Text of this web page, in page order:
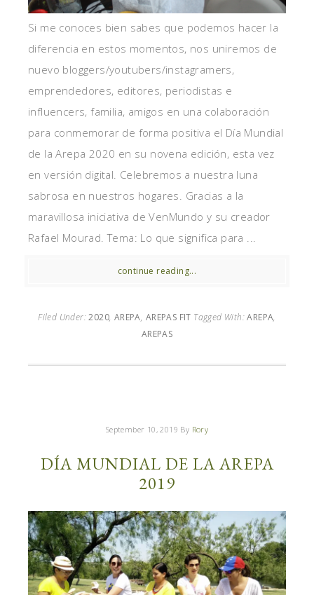
Si me conoces bien sabes que podemos hacer la
diferencia en estos momentos, nos uniremos de
nuevo bloggers/youtubers/instagramers,
emprendedores, editores, periodistas e
influencers, familia, amigos en una colaboración
para conmemorar de forma positiva el Día Mundial
de la Arepa 2020 en su novena edición, esta vez
en versión digital. Celebremos a nuestra luna
sabrosa en nuestros hogares. Gracias a la
maravillosa iniciativa de VenMundo y su creador
Rafael Mourad. Tema: Lo que significa para ...
continue reading...
Filed Under:2020, AREPA, AREPAS FIT Tagged With:AREPA,
AREPAS
September 10, 2019 By Rory
DÍA MUNDIAL DE LA AREPA
2019